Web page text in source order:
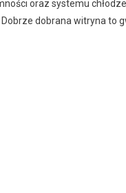
oraz systemu
dobrana witryna to